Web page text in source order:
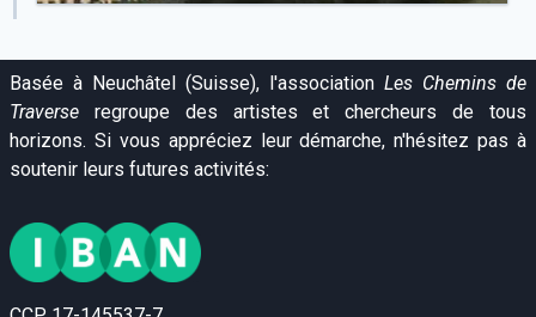
Basée à Neuchâtel (Suisse), l'association Les Chemins de
Traverse regroupe des artistes et chercheurs de tous
horizons. Si vous appréciez leur démarche, n'hésitez pas à
soutenir leurs futures activités: